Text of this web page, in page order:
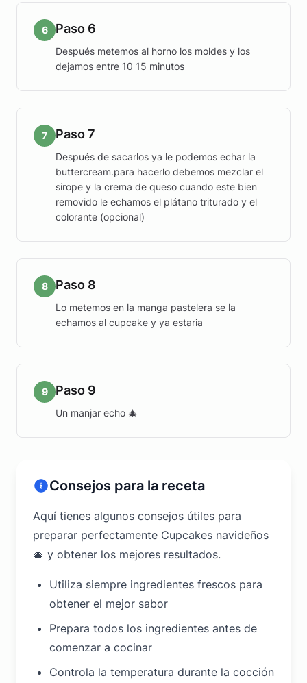
6 Paso 6
Después metemos al horno los moldes y los
dejamos entre 10 15 minutos
7 Paso 7
Después de sacarlos ya le podemos echar la
buttercream.para hacerlo debemos mezclar el
sirope y la crema de queso cuando este bien
removido le echamos el plátano triturado y el
colorante (opcional)
8 Paso 8
Lo metemos en la manga pastelera se la
echamos al cupcake y ya estaria
9 Paso 9
Un manjar echo 🎄
Consejos para la receta
Aquí tienes algunos consejos útiles para
preparar perfectamente Cupcakes navideños
🎄 y obtener los mejores resultados.
Utiliza siempre ingredientes frescos para
obtener el mejor sabor
Prepara todos los ingredientes antes de
comenzar a cocinar
Controla la temperatura durante la cocción